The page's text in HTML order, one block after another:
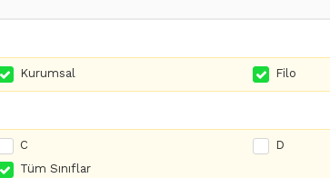
Kurumsal Filo
C D
Tüm Sınıflar